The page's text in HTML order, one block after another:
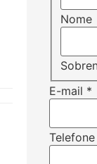
Nome
E-mail *
Telefone